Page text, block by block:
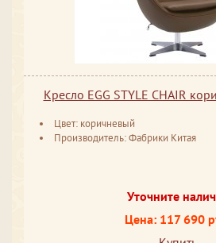
Кресло EGG STYLE CHAIR
Цвет: коричневый
Производитель: Фабрики Китая
Уточните
Цена: 117 690